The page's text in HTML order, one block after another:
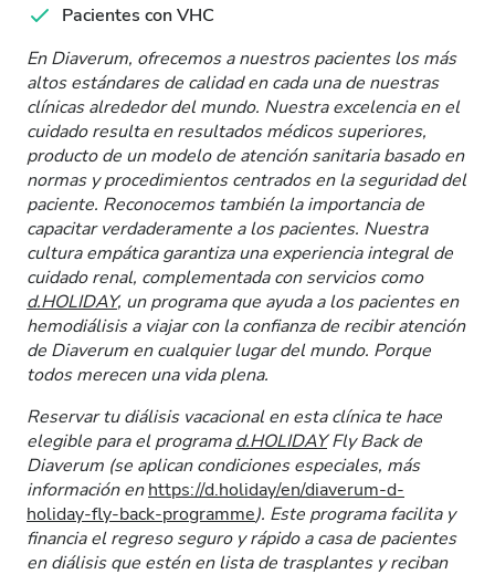
Pacientes con VHC
En Diaverum, ofrecemos a nuestros pacientes los más
altos estándares de calidad en cada una de nuestras
clínicas alrededor del mundo. Nuestra excelencia en el
cuidado resulta en resultados médicos superiores,
producto de un modelo de atención sanitaria basado en
normas y procedimientos centrados en la seguridad del
paciente. Reconocemos también la importancia de
capacitar verdaderamente a los pacientes. Nuestra
cultura empática garantiza una experiencia integral de
cuidado renal, complementada con servicios como
d.HOLIDAY, un programa que ayuda a los pacientes en
hemodiálisis a viajar con la confianza de recibir atención
de Diaverum en cualquier lugar del mundo. Porque
todos merecen una vida plena.
Reservar tu diálisis vacacional en esta clínica te hace
elegible para el programad.HOLIDAYFly Back de
Diaverum (se aplican condiciones especiales, más
información enhttps://d.holiday/en/diaverum-d-
holiday-fly-back-programme). Este programa facilita y
financia el regreso seguro y rápido a casa de pacientes
en diálisis que estén en lista de trasplantes y reciban